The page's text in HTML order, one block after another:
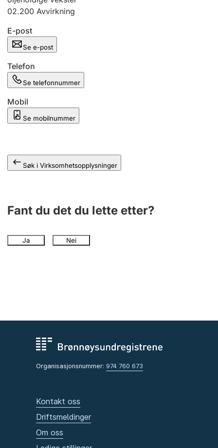
02.200 Avvirkning
E-post
Se e-post
Telefon
Se telefonnummer
Mobil
Se mobilnummer
Søk i Virksomhetsopplysninger
Fant du det du lette etter?
Ja Nei
Organisasjonsnummer: 974 760 673
Kontakt oss
Driftsmeldinger
Om oss